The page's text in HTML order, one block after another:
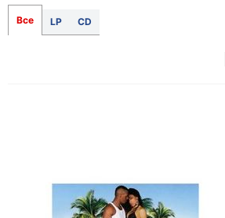
Все LP CD